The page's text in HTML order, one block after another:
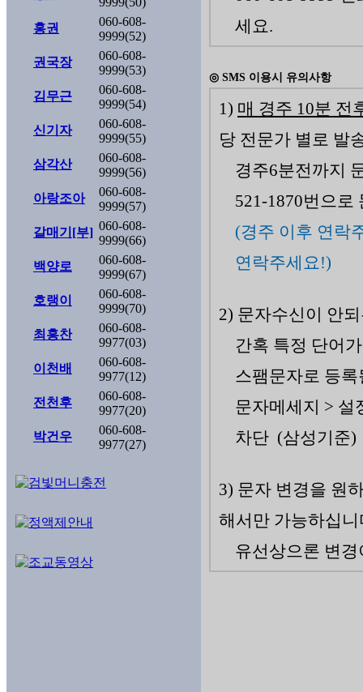
홍권
060-608-
9999(52)
권국장
060-608-
9999(53)
김무근
060-608-
9999(54)
신기자
060-608-
9999(55)
삼각산
060-608-
9999(56)
아랑조아
060-608-
9999(57)
갈매기[부] 060-608-
9999(66)
백양로
060-608-
9999(67)
호랭이
060-608-
9999(70)
최홍찬
060-608-
9977(03)
이천배
060-608-
9977(12)
전천후
060-608-
9977(20)
박건우
060-608-
9977(27)
세요.
◎ SMS 이용시 유의사항
1) 매 경주 10분 전
당 전문가 별로 발
경주6분전까지
521-1870번으로
(경주 이후 연락
연락주세요!)
2) 문자수신이 안
간혹 특정 단어
스팸문자로 등
문자메세지 > 설
차단 (삼성기준)
3) 문자 변경을 원
해서만 가능하십니
유선상으론 변